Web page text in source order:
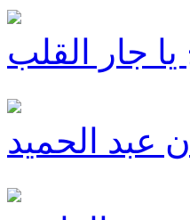
جار القلب